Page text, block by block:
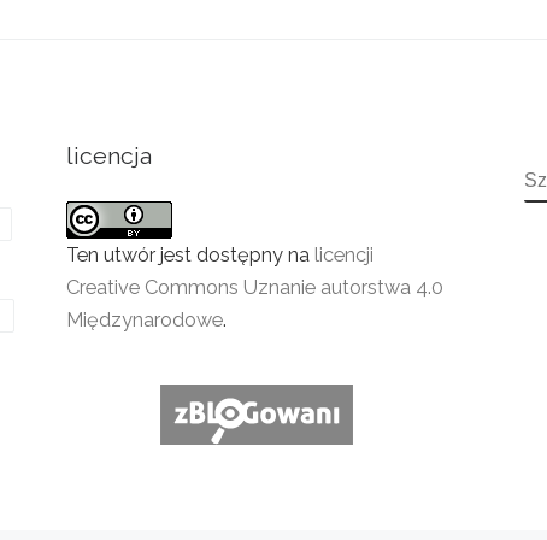
licencja
Ten utwór jest dostępny na licencji
Creative Commons Uznanie autorstwa 4.0
Międzynarodowe.